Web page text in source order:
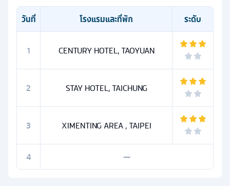
วันที่ โรงแรมและที่พัก ระดับ
1 CENTURY HOTEL, TAOYUAN
2 STAY HOTEL, TAICHUNG
3 XIMENTING AREA , TAIPEI
4 —